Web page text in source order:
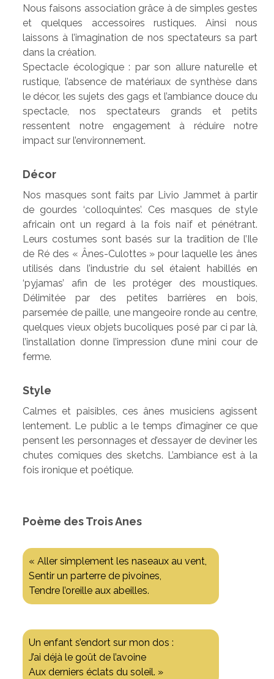
Nous faisons association grâce à de simples gestes
et quelques accessoires rustiques. Ainsi nous
laissons à l’imagination de nos spectateurs sa part
dans la création.
Spectacle écologique : par son allure naturelle et
rustique, l’absence de matériaux de synthèse dans
le décor, les sujets des gags et l’ambiance douce du
spectacle, nos spectateurs grands et petits
ressentent notre engagement à réduire notre
impact sur l’environnement.
Décor
Nos masques sont faits par Livio Jammet à partir
de gourdes ‘colloquintes’. Ces masques de style
africain ont un regard à la fois naïf et pénétrant.
Leurs costumes sont basés sur la tradition de l’Ile
de Ré des « Ânes-Culottes » pour laquelle les ânes
utilisés dans l’industrie du sel étaient habillés en
‘pyjamas’ afin de les protéger des moustiques.
Délimitée par des petites barrières en bois,
parsemée de paille, une mangeoire ronde au centre,
quelques vieux objets bucoliques posé par ci par là,
l’installation donne l’impression d’une mini cour de
ferme.
Style
Calmes et paisibles, ces ânes musiciens agissent
lentement. Le public a le temps d’imaginer ce que
pensent les personnages et d’essayer de deviner les
chutes comiques des sketchs. L’ambiance est à la
fois ironique et poétique.
Poème des Trois Anes
« Aller simplement les naseaux au vent,
Sentir un parterre de pivoines,
Tendre l’oreille aux abeilles.
Un enfant s’endort sur mon dos :
J’ai déjà le goût de l’avoine
Aux derniers éclats du soleil. »